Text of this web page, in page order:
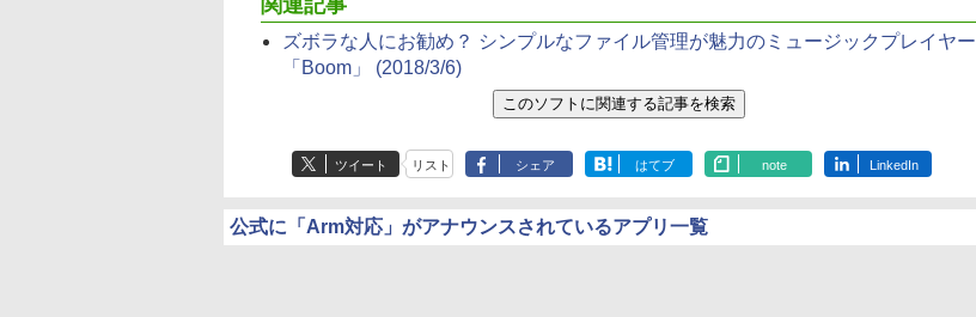
関連記事
ズボラな人にお勧め？ シンプルなファイル管理が魅力のミュージックプレイヤー
「Boom」 (2018/3/6)
ツイート リスト シェア はてブ note LinkedIn
公式に「Arm対応」がアナウンスされているアプリ一覧